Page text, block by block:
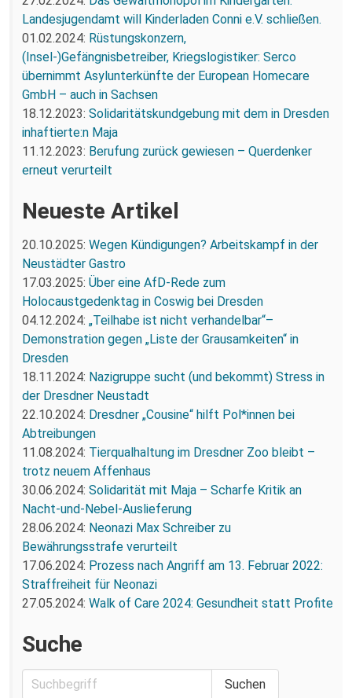
Landesjugendamt will Kinderladen Conni e.V. schließen.
01.02.2024: Rüstungskonzern,
(Insel-)Gefängnisbetreiber, Kriegslogistiker: Serco
übernimmt Asylunterkünfte der European Homecare
GmbH – auch in Sachsen
18.12.2023: Solidaritätskundgebung mit dem in Dresden
inhaftierte:n Maja
11.12.2023: Berufung zurück gewiesen – Querdenker
erneut verurteilt
Neueste Artikel
20.10.2025: Wegen Kündigungen? Arbeitskampf in der
Neustädter Gastro
17.03.2025: Über eine AfD-Rede zum
Holocaustgedenktag in Coswig bei Dresden
04.12.2024: „Teilhabe ist nicht verhandelbar“–
Demonstration gegen „Liste der Grausamkeiten“ in
Dresden
18.11.2024: Nazigruppe sucht (und bekommt) Stress in
der Dresdner Neustadt
22.10.2024: Dresdner „Cousine“ hilft Pol*innen bei
Abtreibungen
11.08.2024: Tierqualhaltung im Dresdner Zoo bleibt –
trotz neuem Affenhaus
30.06.2024: Solidarität mit Maja – Scharfe Kritik an
Nacht-und-Nebel-Auslieferung
28.06.2024: Neonazi Max Schreiber zu
Bewährungsstrafe verurteilt
17.06.2024: Prozess nach Angriff am 13. Februar 2022:
Straffreiheit für Neonazi
27.05.2024: Walk of Care 2024: Gesundheit statt Profite
Suche